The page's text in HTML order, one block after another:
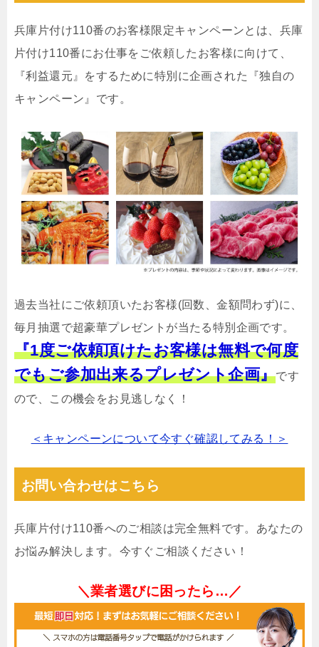
兵庫片付け110番のお客様限定キャンペーンとは、兵庫
片付け110番にお仕事をご依頼したお客様に向けて、
『利益還元』をするために特別に企画された『独自の
キャンペーン』です。
過去当社にご依頼頂いたお客様(回数、金額問わず)に、
毎月抽選で超豪華プレゼントが当たる特別企画です。
『1度ご依頼頂けたお客様は無料で何度
でもご参加出来るプレゼント企画』です
ので、この機会をお見逃しなく！
＜キャンペーンについて今すぐ確認してみる！＞
お問い合わせはこちら
兵庫片付け110番へのご相談は完全無料です。あなたの
お悩み解決します。今すぐご相談ください！
＼業者選びに困ったら…／